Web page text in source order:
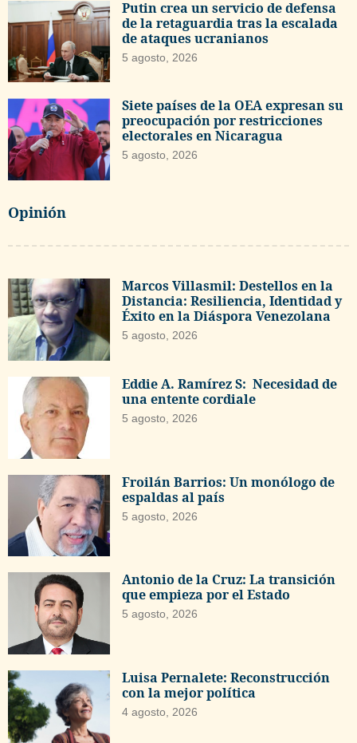
Putin crea un servicio de defensa
de la retaguardia tras la escalada
de ataques ucranianos
5 agosto, 2026
Siete países de la OEA expresan su
preocupación por restricciones
electorales en Nicaragua
5 agosto, 2026
Opinión
Marcos Villasmil: Destellos en la
Distancia: Resiliencia, Identidad y
Éxito en la Diáspora Venezolana
5 agosto, 2026
Eddie A. Ramírez S: Necesidad de
una entente cordiale
5 agosto, 2026
Froilán Barrios: Un monólogo de
espaldas al país
5 agosto, 2026
Antonio de la Cruz: La transición
que empieza por el Estado
5 agosto, 2026
Luisa Pernalete: Reconstrucción
con la mejor política
4 agosto, 2026